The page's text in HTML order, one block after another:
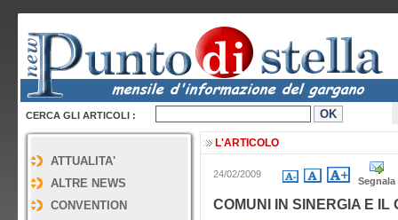
CERCA GLI ARTICOLI :
ATTUALITA'
ALTRE NEWS
CONVENTION
L'ARTICOLO
24/02/2009
Segnala
COMUNI IN SINERGIA E IL